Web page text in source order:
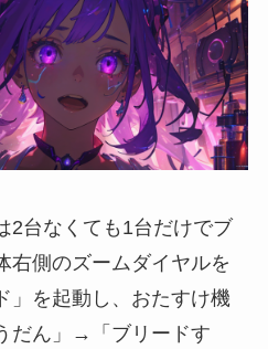
2台なくても1台だけでブ
右側のズームダイヤルを
」を起動し、おたすけ機
だん」→「ブリードす